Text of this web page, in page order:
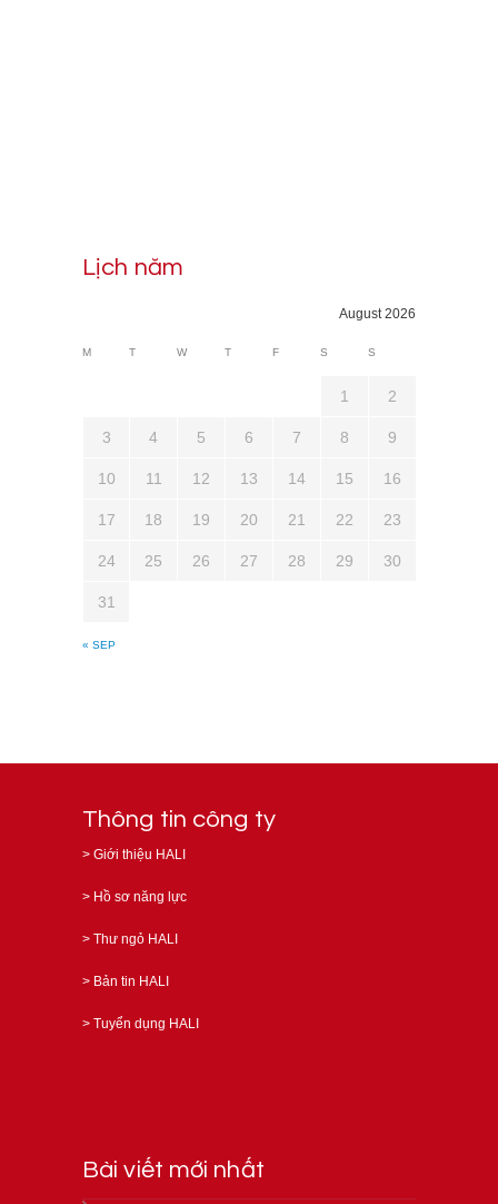
Lịch năm
August 2026
M T W T F S S
« SEP
1 2
3 4 5 6 7 8 9
10 11 12 13 14 15 16
17 18 19 20 21 22 23
24 25 26 27 28 29 30
31
Thông tin công ty
> Giới thiệu HALI
> Hồ sơ năng lực
> Thư ngỏ HALI
> Bản tin HALI
> Tuyển dụng HALI
Bài viết mới nhất